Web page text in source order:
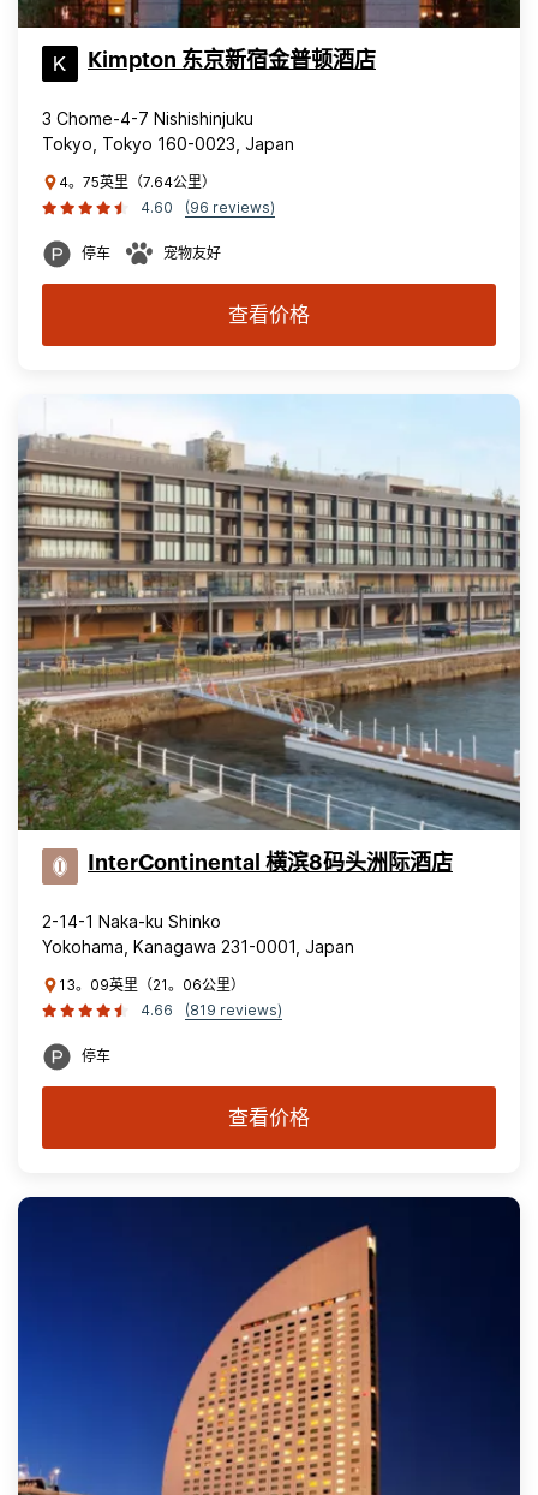
Kimpton 东京新宿金普顿酒店
3 Chome-4-7 Nishishinjuku
Tokyo, Tokyo 160-0023, Japan
4。75英里（7.64公里）
4.60
(96 reviews)
停车 宠物友好
查看价格
InterContinental 横滨8码头洲际酒店
2-14-1 Naka-ku Shinko
Yokohama, Kanagawa 231-0001, Japan
13。09英里（21。06公里）
4.66
(819 reviews)
停车
查看价格